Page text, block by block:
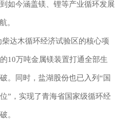
如今涵盖镁、锂等产业循环发展
。
达木循环经济试验区的核心项
10万吨金属镁装置打通全部生
。同时，盐湖股份也已入列“国
”，实现了青海省国家级循环经
。